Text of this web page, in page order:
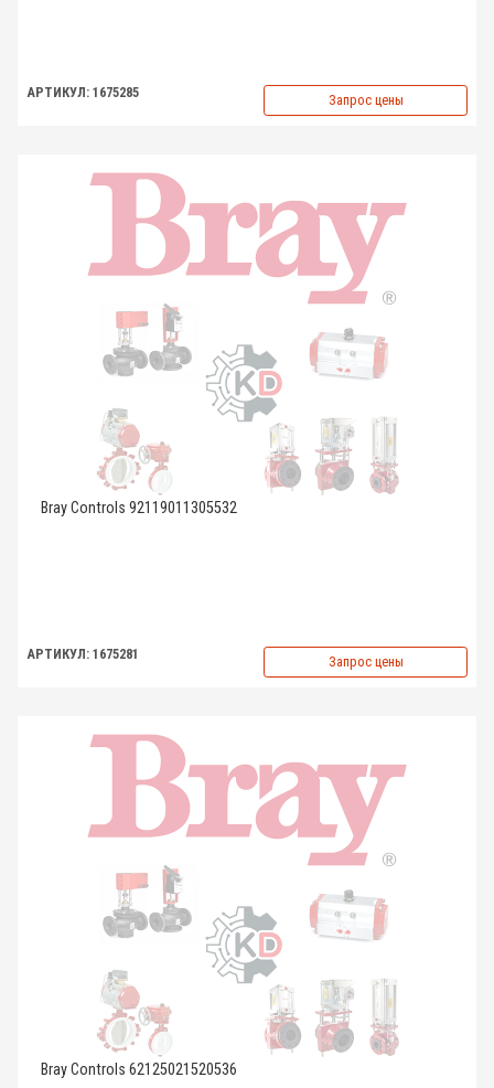
АРТИКУЛ: 1675285 Запрос цены
Bray Controls 92119011305532
АРТИКУЛ: 1675281 Запрос цены
Bray Controls 62125021520536